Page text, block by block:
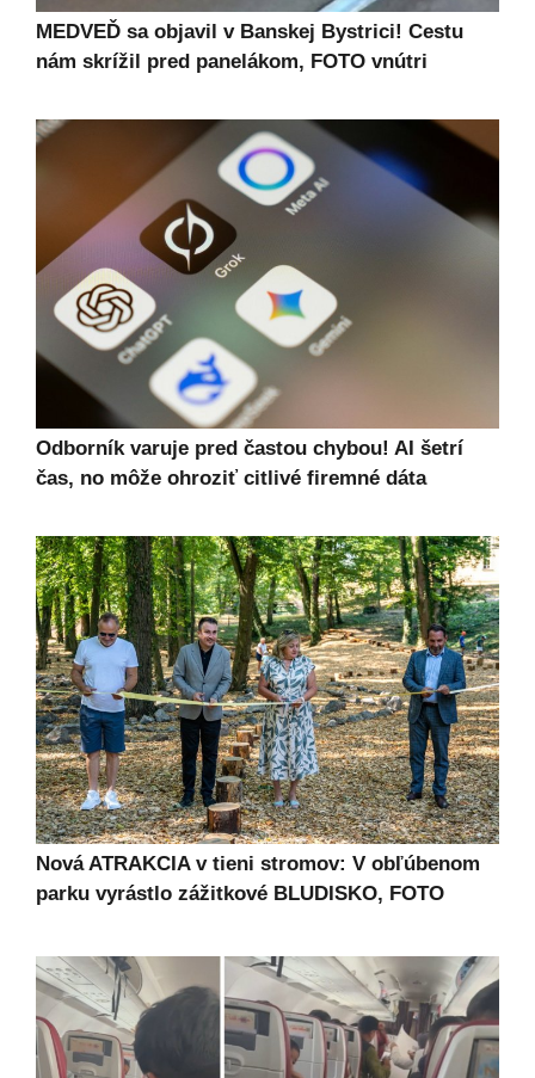
MEDVEĎ sa objavil v Banskej Bystrici! Cestu
nám skrížil pred panelákom, FOTO vnútri
Odborník varuje pred častou chybou! AI šetrí
čas, no môže ohroziť citlivé firemné dáta
Nová ATRAKCIA v tieni stromov: V obľúbenom
parku vyrástlo zážitkové BLUDISKO, FOTO